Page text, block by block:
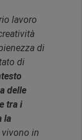
lavoro
di
di
delle
tra i
la
in